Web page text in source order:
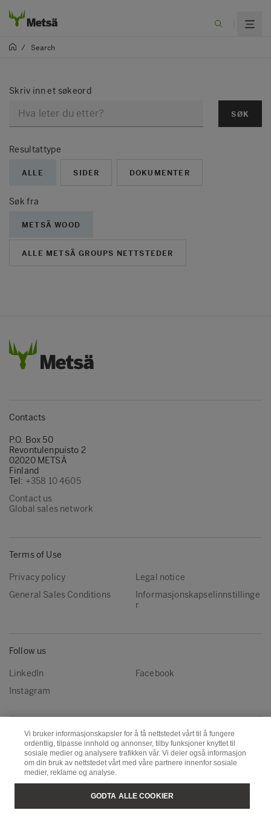
/ Search
Skriv inn et søkeord
SØK
Resultattype
ALLE SIDER DOKUMENTER
Søk fra
METSÄ WOOD
ALLE METSÄ GROUPS NETTSTEDER
Contacts
P.O. Box 50
Revontulenpuisto 2
02020 METSÄ
Finland
Tel: +358 10 4605
Contact us
Global sales network
Terms of Use
Privacy policy
Legal notice
General Sales Conditions
Informasjonskapselinnstillinge
r
Follow us
LinkedIn
Facebook
Instagram
Metsä Group
Metsä Forest
Metsä Fibre
Metsä Board
Metsä Tissue
Metsä Spring
Copyright © Metsä Group
Vi bruker informasjonskapsler for å få nettstedet vårt til å fungere
ordentlig, tilpasse innhold og annonser, tilby funksjoner knyttet til
sosiale medier og analysere trafikken vår. Vi deler også informasjon
om din bruk av nettstedet vårt med våre partnere innenfor sosiale
medier, reklame og analyse.
GODTA ALLE COOKIER